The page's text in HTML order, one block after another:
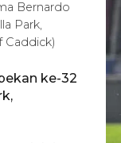
Bernardo
Park,
Caddick)
ke-32